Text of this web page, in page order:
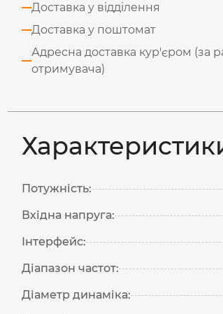
Доставка у відділення
Доставка у поштомат
Адресна доставка кур'єром (за
отримувача)
Потужність:
Вхідна напруга:
Інтерфейс:
Діапазон частот:
Діаметр динаміка: